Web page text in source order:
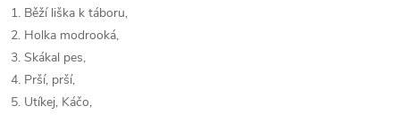
1. Běží liška k táboru,
2. Holka modrooká,
3. Skákal pes,
4. Prší, prší,
5. Utíkej, Káčo,